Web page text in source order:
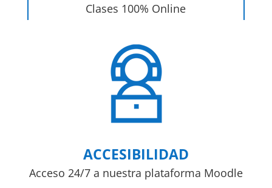
Clases 100% Online
ACCESIBILIDAD
Acceso 24/7 a nuestra plataforma Moodle